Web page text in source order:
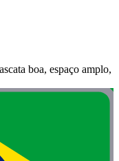
boa, espaço amplo,